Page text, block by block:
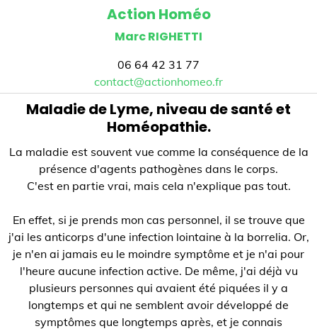
Action Homéo
Marc RIGHETTI
06 64 42 31 77
contact@actionhomeo.fr
Maladie de Lyme, niveau de santé et
Homéopathie.
La maladie est souvent vue comme la conséquence de la
présence d'agents pathogènes dans le corps.
C'est en partie vrai, mais cela n'explique pas tout.
En effet, si je prends mon cas personnel, il se trouve que
j'ai les anticorps d'une infection lointaine à la borrelia. Or,
je n'en ai jamais eu le moindre symptôme et je n'ai pour
l'heure aucune infection active. De même, j'ai déjà vu
plusieurs personnes qui avaient été piquées il y a
longtemps et qui ne semblent avoir développé de
symptômes que longtemps après, et je connais